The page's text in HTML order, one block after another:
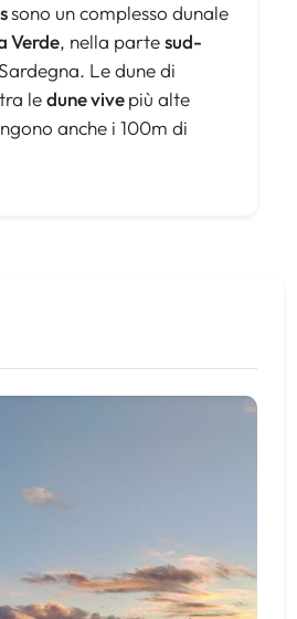
sono un complesso dunale
Verde, nella partesud-
Le dune di
ledune vivepiù alte
anche i 100m di